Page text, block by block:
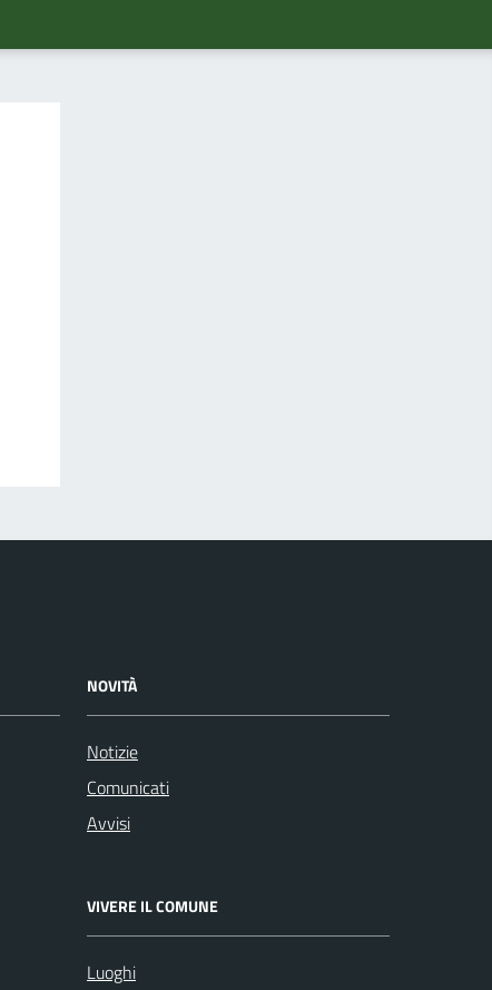
NOVITÀ
Notizie
Comunicati
Avvisi
VIVERE IL COMUNE
Luoghi